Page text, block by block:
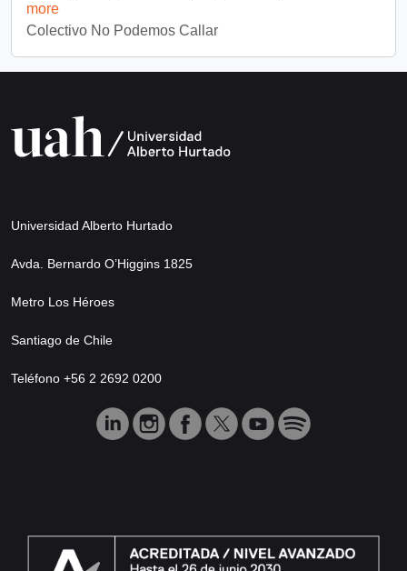
more
Colectivo No Podemos Callar
Universidad Alberto Hurtado
Avda. Bernardo O’Higgins 1825
Metro Los Héroes
Santiago de Chile
Teléfono +56 2 2692 0200